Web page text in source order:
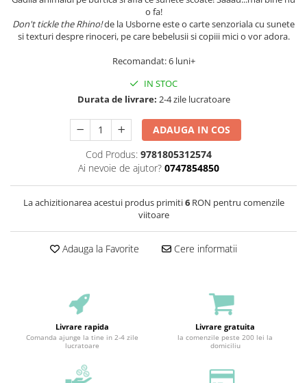
o fa!
Don't tickle the Rhino!de la Usborne este o carte senzoriala cu sunete
si texturi despre rinoceri, pe care bebelusii si copiii mici o vor adora.
Recomandat: 6 luni+
IN STOC
Durata de livrare: 2-4 zile lucratoare
ADAUGA IN COS
Cod Produs: 9781805312574
Ai nevoie de ajutor? 0747854850
La achizitionarea acestui produs primiti6RON pentru comenzile
viitoare
Adauga la Favorite Cere informatii
Livrare rapida
Comanda ajunge la tine in 2-4 zile
lucratoare
Livrare gratuita
la comenzile peste 200 lei la
domiciliu